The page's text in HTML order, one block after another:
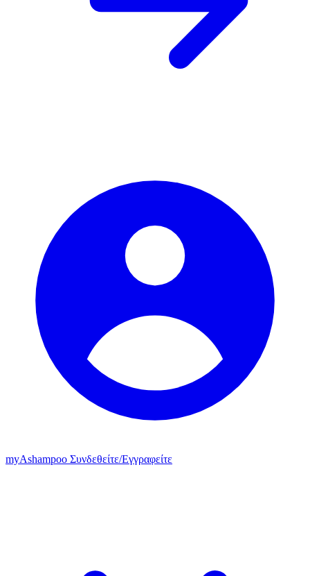
myAshampoo Συνδεθείτε/Εγγραφείτε